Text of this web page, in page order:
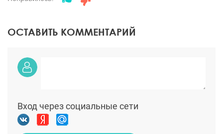
ОСТАВИТЬ КОММЕНТАРИЙ
Вход через социальные сети